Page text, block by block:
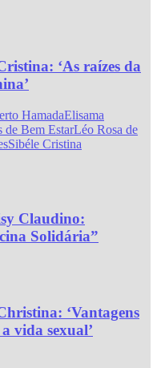
‘As raízes da
HamadaElisama
de Bem EstarLéo Rosa de
Sibéle Cristina
Claudino:
Solidária”
‘Vantagens
vida sexual’